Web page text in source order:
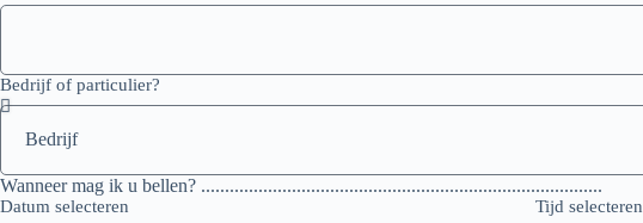
Bedrijf of particulier?
Wanneer mag ik u bellen? ....................................................................................
Datum selecteren Tijd selecteren